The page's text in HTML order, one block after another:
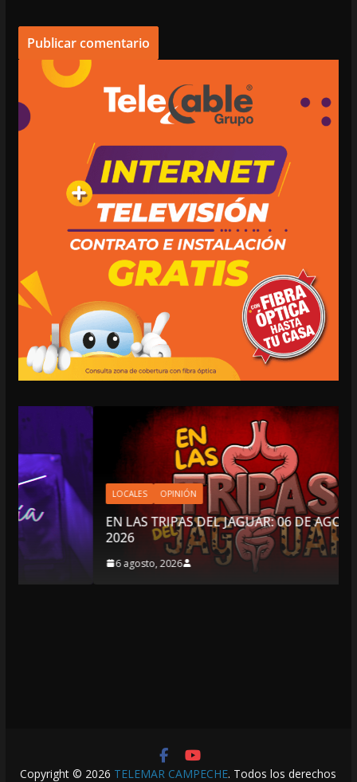
LOCALES OPINIÓN
EN LAS TRIPAS DEL JAGUAR: 06 DE AGOSTO DE
2026
6 agosto, 2026
Copyright © 2026 TELEMAR CAMPECHE. Todos los derechos